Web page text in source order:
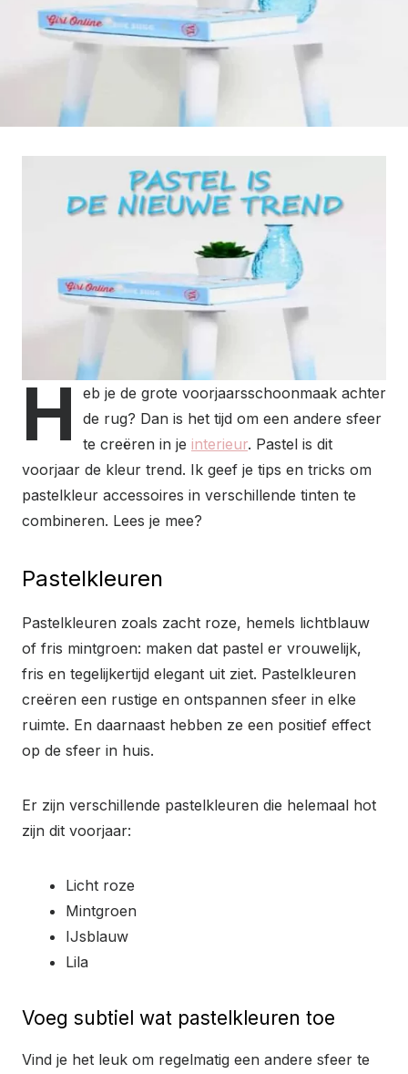
H
eb je de grote voorjaarsschoonmaak achter
de rug? Dan is het tijd om een andere sfeer
te creëren in je interieur. Pastel is dit
voorjaar de kleur trend. Ik geef je tips en tricks om
pastelkleur accessoires in verschillende tinten te
combineren. Lees je mee?
Pastelkleuren
Pastelkleuren zoals zacht roze, hemels lichtblauw
of fris mintgroen: maken dat pastel er vrouwelijk,
fris en tegelijkertijd elegant uit ziet. Pastelkleuren
creëren een rustige en ontspannen sfeer in elke
ruimte. En daarnaast hebben ze een positief effect
op de sfeer in huis.
Er zijn verschillende pastelkleuren die helemaal hot
zijn dit voorjaar:
Licht roze
Mintgroen
IJsblauw
Lila
Voeg subtiel wat pastelkleuren toe
Vind je het leuk om regelmatig een andere sfeer te